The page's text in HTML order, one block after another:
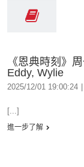
《恩典時刻》
Eddy, Wylie
2025/12/01 19:00:24
[...]
進一步了解